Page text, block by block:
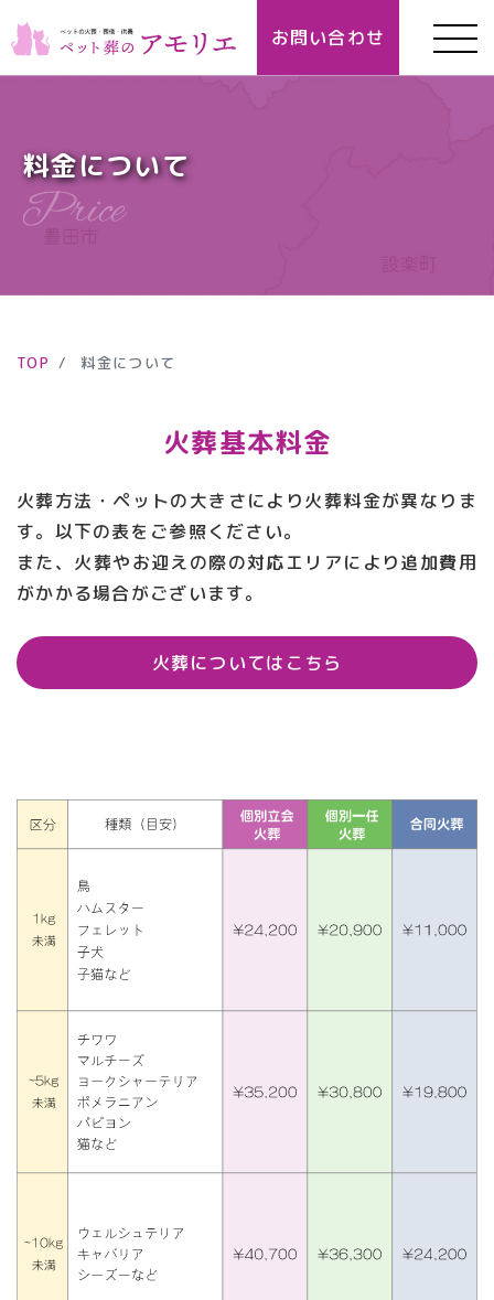
お問い合わせ
料金について
TOP 料金について
火葬基本料金
火葬方法・ペットの大きさにより火葬料金が異なりま
す。以下の表をご参照ください。
また、火葬やお迎えの際の対応エリアにより追加費用
がかかる場合がございます。
火葬についてはこちら